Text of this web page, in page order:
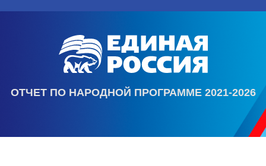
ОТЧЕТ ПО НАРОДНОЙ ПРОГРАММЕ 2021-2026